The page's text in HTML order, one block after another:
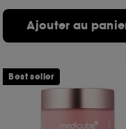
Ajouter au
Best seller